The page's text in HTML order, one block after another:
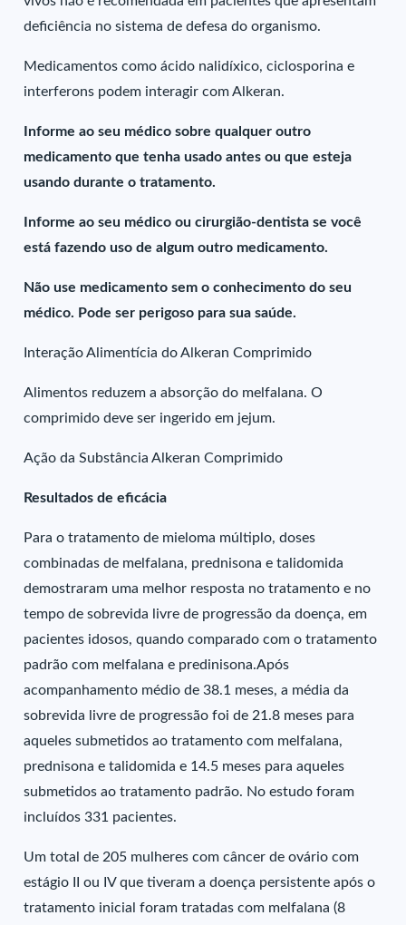
deficiência no sistema de defesa do organismo.
Medicamentos como ácido nalidíxico, ciclosporina e
interferons podem interagir com Alkeran.
Informe ao seu médico sobre qualquer outro
medicamento que tenha usado antes ou que esteja
usando durante o tratamento.
Informe ao seu médico ou cirurgião-dentista se você
está fazendo uso de algum outro medicamento.
Não use medicamento sem o conhecimento do seu
médico. Pode ser perigoso para sua saúde.
Interação Alimentícia do Alkeran Comprimido
Alimentos reduzem a absorção do melfalana. O
comprimido deve ser ingerido em jejum.
Ação da Substância Alkeran Comprimido
Resultados de eficácia
Para o tratamento de mieloma múltiplo, doses
combinadas de melfalana, prednisona e talidomida
demostraram uma melhor resposta no tratamento e no
tempo de sobrevida livre de progressão da doença, em
pacientes idosos, quando comparado com o tratamento
padrão com melfalana e predinisona.Após
acompanhamento médio de 38.1 meses, a média da
sobrevida livre de progressão foi de 21.8 meses para
aqueles submetidos ao tratamento com melfalana,
prednisona e talidomida e 14.5 meses para aqueles
submetidos ao tratamento padrão. No estudo foram
incluídos 331 pacientes.
Um total de 205 mulheres com câncer de ovário com
estágio II ou IV que tiveram a doença persistente após o
tratamento inicial foram tratadas com melfalana (8